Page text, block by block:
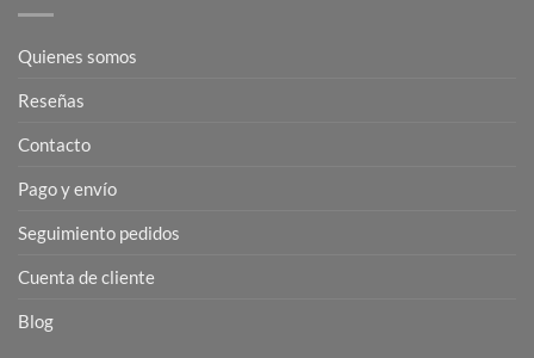
Quienes somos
Reseñas
Contacto
Pago y envío
Seguimiento pedidos
Cuenta de cliente
Blog